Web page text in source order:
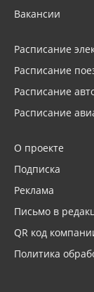
Вакансии
Расписание
Расписание
Расписание
Расписание
О проекте
Подписка
Реклама
Письмо в
QR код
Политика